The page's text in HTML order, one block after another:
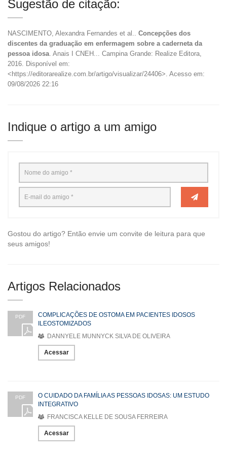
Sugestão de citação:
NASCIMENTO, Alexandra Fernandes et al.. Concepções dos
discentes da graduação em enfermagem sobre a caderneta da
pessoa idosa . Anais I CNEH... Campina Grande: Realize Editora,
2016. Disponível em:
<https://editorarealize.com.br/artigo/visualizar/24406>. Acesso em:
09/08/2026 22:16
Indique o artigo a um amigo
Gostou do artigo? Então envie um convite de leitura para que
seus amigos!
Artigos Relacionados
PDF
COMPLICAÇÕES DE OSTOMA EM PACIENTES IDOSOS
ILEOSTOMIZADOS
DANNYELE MUNNYCK SILVA DE OLIVEIRA
Acessar
PDF
O CUIDADO DA FAMÍLIA AS PESSOAS IDOSAS: UM ESTUDO
INTEGRATIVO
FRANCISCA KELLE DE SOUSA FERREIRA
Acessar